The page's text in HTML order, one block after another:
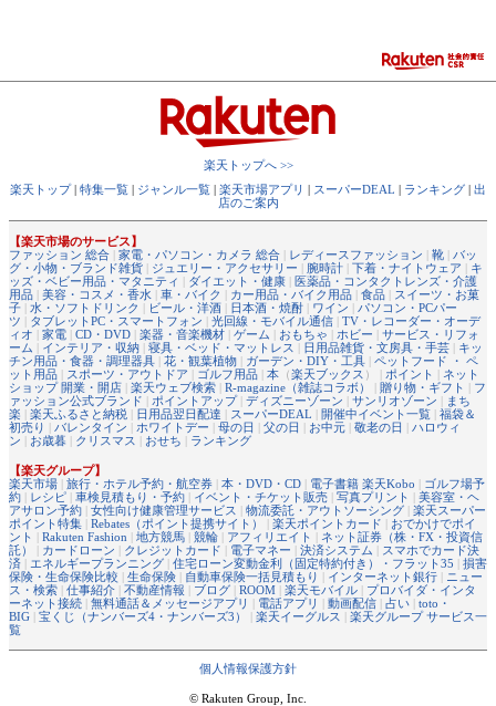
楽天トップへ >>
楽天トップ| 特集一覧 | ジャンル一覧 | 楽天市場アプリ | スーパーDEAL | ランキング | 出
店のご案内
【楽天市場のサービス】
ファッション 総合 | 家電・パソコン・カメラ 総合 | レディースファッション | 靴 | バッ
グ・小物・ブランド雑貨 | ジュエリー・アクセサリー | 腕時計 | 下着・ナイトウェア | キ
ッズ・ベビー用品・マタニティ | ダイエット・健康 | 医薬品・コンタクトレンズ・介護
用品 | 美容・コスメ・香水 | 車・バイク | カー用品・バイク用品 | 食品 | スイーツ・お菓
子 | 水・ソフトドリンク | ビール・洋酒 | 日本酒・焼酎 | ワイン | パソコン・PCパー
ツ | タブレットPC・スマートフォン | 光回線・モバイル通信 | TV・レコーダー・オーデ
ィオ | 家電 | CD・DVD | 楽器・音楽機材 | ゲーム | おもちゃ | ホビー | サービス・リフォ
ーム | インテリア・収納 | 寝具・ベッド・マットレス | 日用品雑貨・文房具・手芸 | キッ
チン用品・食器・調理器具 | 花・観葉植物 | ガーデン・DIY・工具 | ペットフード ・ ペ
ット用品 | スポーツ・アウトドア | ゴルフ用品 | 本 （楽天ブックス ） | ポイント | ネット
ショップ 開業・開店 | 楽天ウェブ検索 | R-magazine（雑誌コラボ） | 贈り物・ギフト | フ
ァッション公式ブランド | ポイントアップ| ディズニーゾーン | サンリオゾーン | まち
楽 | 楽天ふるさと納税 | 日用品翌日配達 | スーパーDEAL | 開催中イベント一覧 | 福袋＆
初売り | バレンタイン | ホワイトデー | 母の日 | 父の日 | お中元 | 敬老の日 | ハロウィ
ン | お歳暮 | クリスマス | おせち | ランキング
【楽天グループ】
楽天市場 | 旅行・ホテル予約・航空券 | 本・DVD・CD | 電子書籍 楽天Kobo | ゴルフ場予
約 | レシピ | 車検見積もり・予約 | イベント・チケット販売 | 写真プリント | 美容室・ヘ
アサロン予約 | 女性向け健康管理サービス | 物流委託・アウトソーシング | 楽天スーパー
ポイント特集 | Rebates（ポイント提携サイト） | 楽天ポイントカード | おでかけでポイ
ント | Rakuten Fashion | 地方競馬 | 競輪 | アフィリエイト | ネット証券（株・FX・投資信
託）
| カードローン | クレジットカード | 電子マネー | 決済システム | スマホでカード決
済 | エネルギープランニング | 住宅ローン変動金利（固定特約付き）・フラット35 | 損害
保険・生命保険比較 | 生命保険 | 自動車保険一括見積もり | インターネット銀行 | ニュー
ス・検索 | 仕事紹介 | 不動産情報 | ブログ | ROOM | 楽天モバイル | プロバイダ・インタ
ーネット接続 | 無料通話＆メッセージアプリ | 電話アプリ | 動画配信 | 占い | toto・
BIG | 宝くじ（ナンバーズ4・ナンバーズ3） | 楽天イーグルス | 楽天グループ サービス一
覧
個人情報保護方針
© Rakuten Group, Inc.